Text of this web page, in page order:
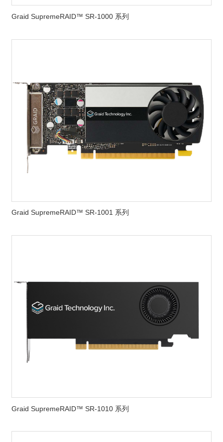
Graid SupremeRAID™ SR-1000 系列
Graid SupremeRAID™ SR-1001 系列
Graid SupremeRAID™ SR-1010 系列